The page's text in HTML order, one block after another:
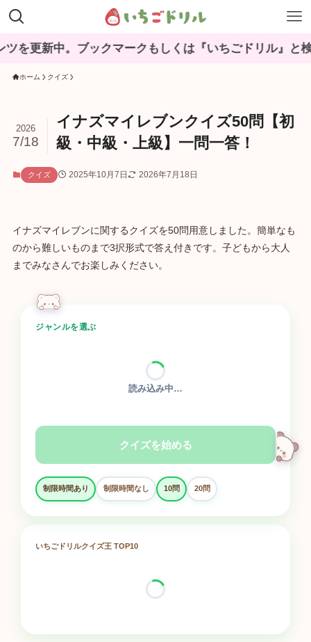
中。ブックマークもしくは『いちごドリル』と検索して
ホーム クイズ
イナズマイレブンクイズ50問【初
級・中級・上級】一問一答！
2026
7/18
クイズ 2025年10月7日 2026年7月18日
イナズマイレブンに関するクイズを50問用意しました。簡単なも
のから難しいものまで3択形式で答え付きです。子どもから大人
までみなさんでお楽しみください。
ジャンルを選ぶ
読み込み中…
クイズを始める
制限時間あり 制限時間なし 10問 20問
いちごドリルクイズ王 TOP10